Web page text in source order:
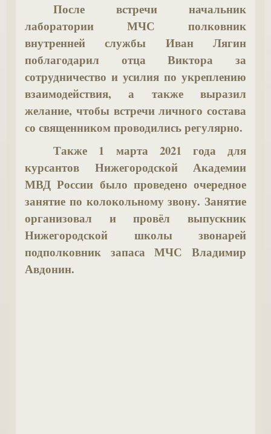
После встречи начальник
лаборатории МЧС полковник
внутренней службы Иван Лягин
поблагодарил отца Виктора за
сотрудничество и усилия по укреплению
взаимодействия, а также выразил
желание, чтобы встречи личного состава
со священником проводились регулярно.
Также 1 марта 2021 года для
курсантов Нижегородской Академии
МВД России было проведено очередное
занятие по колокольному звону. Занятие
организовал и провёл выпускник
Нижегородской школы звонарей
подполковник запаса МЧС Владимир
Авдонин.